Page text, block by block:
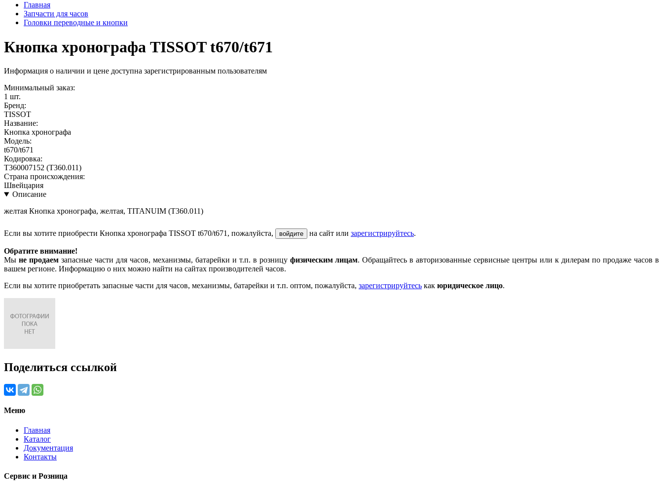
Главная
Запчасти для часов
Головки переводные и кнопки
Кнопка хронографа TISSOT t670/t671
Информация о наличии и цене доступна зарегистрированным пользователям
Минимальный заказ:
1 шт.
Бренд:
TISSOT
Название:
Кнопка хронографа
Модель:
t670/t671
Кодировка:
T360007152 (T360.011)
Страна происхождения:
Швейцария
Описание
желтая Кнопка хронографа, желтая, TITANUIM (T360.011)
Если вы хотите приобрести Кнопка хронографа TISSOT t670/t671, пожалуйста, войдите на сайт или зарегистрируйтесь.
Обратите внимание!
Мы не продаемзапасные части для часов, механизмы, батарейки и т.п. в розницу физическим лицам. Обращайтесь в авторизованные сервисные центры или к дилерам по продаже часов в
вашем регионе. Информацию о них можно найти на сайтах производителей часов.
Если вы хотите приобретать запасные части для часов, механизмы, батарейки и т.п. оптом, пожалуйста, зарегистрируйтесь как юридическое лицо.
Поделиться ссылкой
Меню
Главная
Каталог
Документация
Контакты
Сервис и Розница